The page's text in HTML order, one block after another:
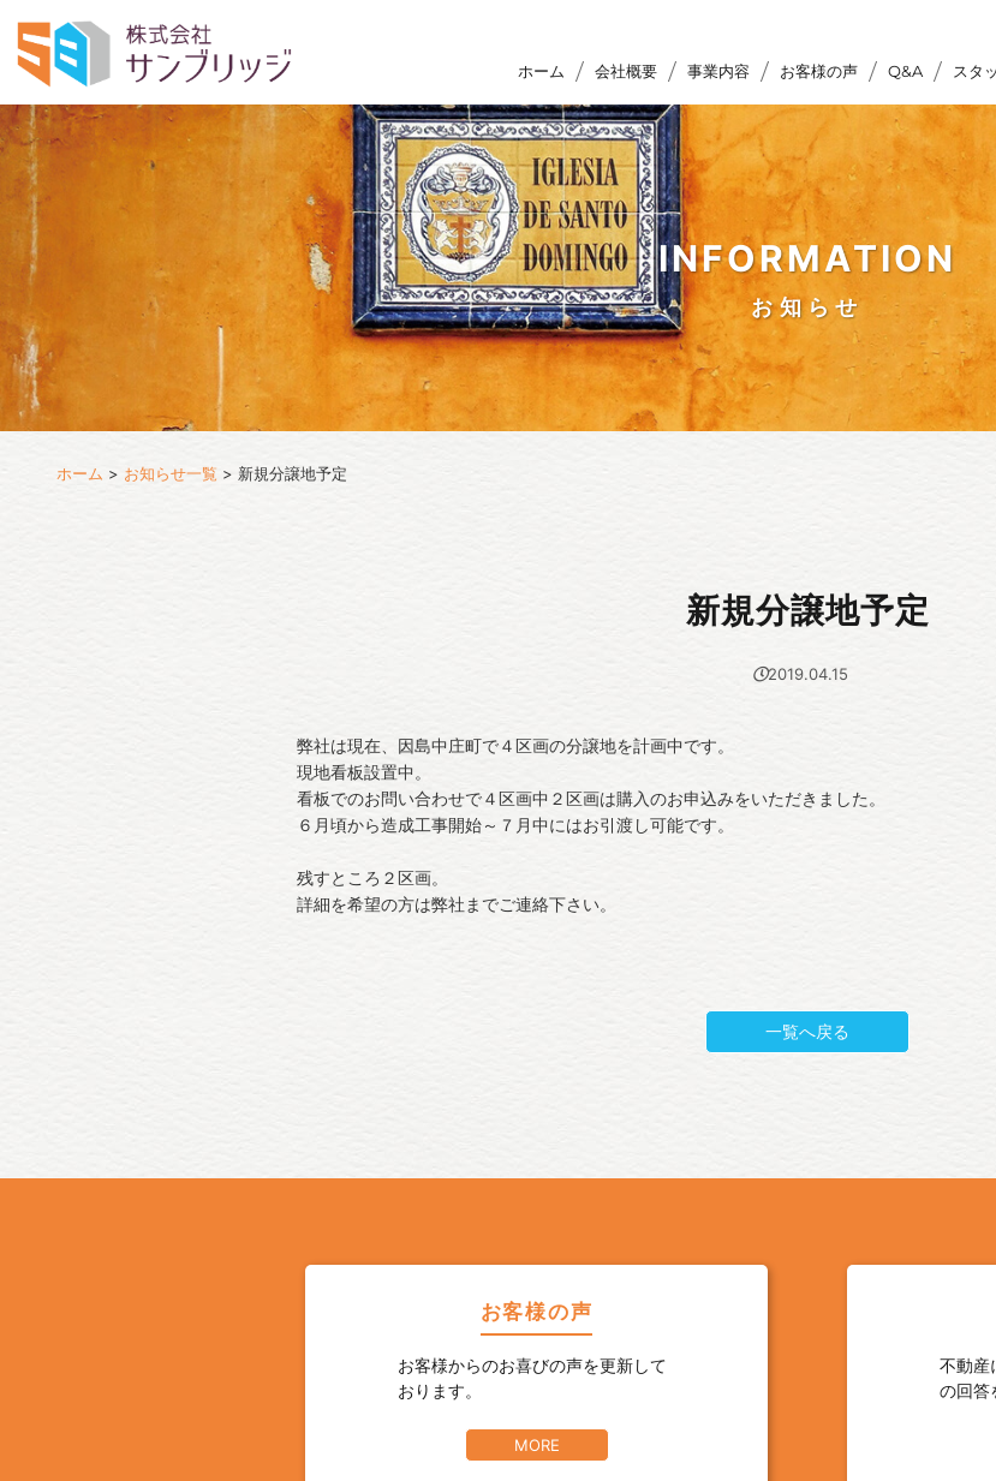
ホーム 会社概要 事業内容 お客様の声 Q&A スタ
INFORMATION
お知らせ
ホーム > お知らせ一覧 > 新規分譲地予定
新規分譲地予定
2019.04.15
弊社は現在、因島中庄町で４区画の分譲地を計画中です。
現地看板設置中。
看板でのお問い合わせで４区画中２区画は購入のお申込みをいただきました。
６月頃から造成工事開始～７月中にはお引渡し可能です。
残すところ２区画。
詳細を希望の方は弊社までご連絡下さい。
一覧へ戻る
お客様の声
お客様からのお喜びの声を更新して
おります。
MORE
不動産
の回答